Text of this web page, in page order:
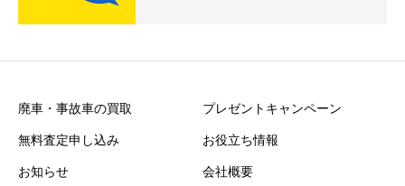
廃車・事故車の買取
プレゼントキャンペーン
無料査定申し込み
お役立ち情報
お知らせ
会社概要